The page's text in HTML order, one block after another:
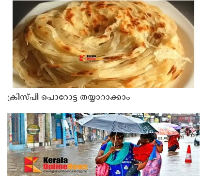
ക്രിസ്പി പൊറോട്ട തയ്യാറാക്കാം